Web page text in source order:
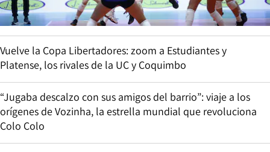
Vuelve la Copa Libertadores: zoom a Estudiantes y
Platense, los rivales de la UC y Coquimbo
“Jugaba descalzo con sus amigos del barrio”: viaje a los
orígenes de Vozinha, la estrella mundial que revoluciona
Colo Colo